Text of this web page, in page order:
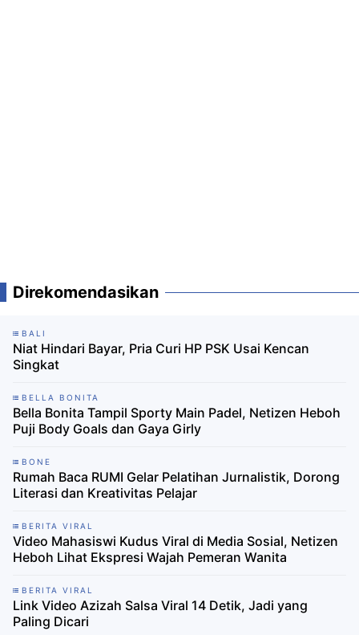
Direkomendasikan
BALI
Niat Hindari Bayar, Pria Curi HP PSK Usai Kencan
Singkat
BELLA BONITA
Bella Bonita Tampil Sporty Main Padel, Netizen Heboh
Puji Body Goals dan Gaya Girly
BONE
Rumah Baca RUMI Gelar Pelatihan Jurnalistik, Dorong
Literasi dan Kreativitas Pelajar
BERITA VIRAL
Video Mahasiswi Kudus Viral di Media Sosial, Netizen
Heboh Lihat Ekspresi Wajah Pemeran Wanita
BERITA VIRAL
Link Video Azizah Salsa Viral 14 Detik, Jadi yang
Paling Dicari